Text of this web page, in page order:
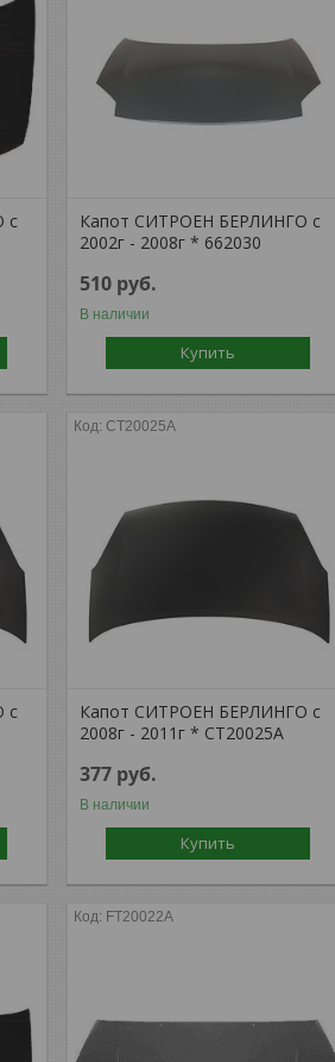
с
Капот СИТРОЕН БЕРЛИНГО с
2002г - 2008г * 662030
510 руб.
В наличии
Купить
с
CT20025A
Капот СИТРОЕН БЕРЛИНГО с
2008г - 2011г * CT20025A
377 руб.
В наличии
Купить
FT20022A